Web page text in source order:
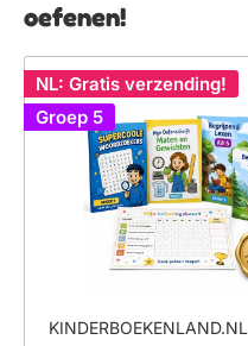
oefenen!
NL: Gratis verzending!
Groep 5
KINDERBOEKENLAND.NL